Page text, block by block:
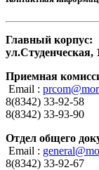
Главный корпус:
ул.Студенческая,
Приемная
Email :
8(8342) 33-92-58
8(8342) 33-93-90
Отдел общего
Email :
8(8342) 33-92-67